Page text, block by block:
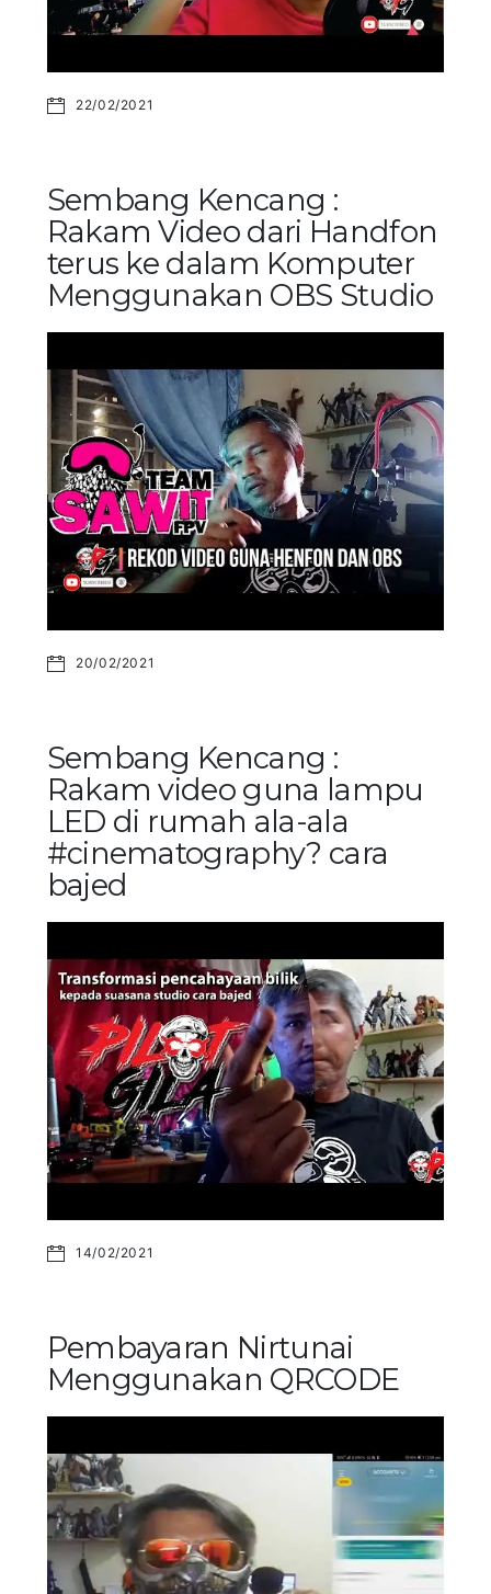
22/02/2021
Sembang Kencang :
Rakam Video dari Handfon
terus ke dalam Komputer
Menggunakan OBS Studio
20/02/2021
Sembang Kencang :
Rakam video guna lampu
LED di rumah ala-ala
#cinematography? cara
bajed
14/02/2021
Pembayaran Nirtunai
Menggunakan QRCODE